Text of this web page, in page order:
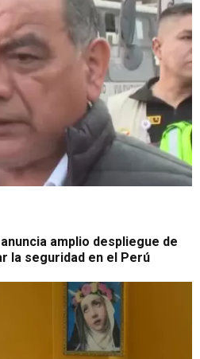
amplio despliegue de
la seguridad en el Perú